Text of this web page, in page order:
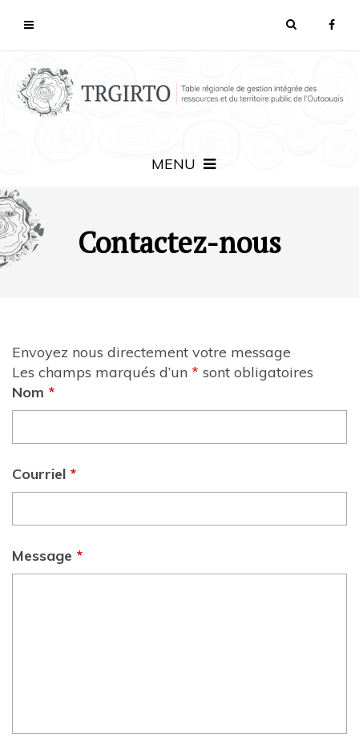
MENU
Contactez-nous
Envoyez nous directement votre message
Les champs marqués d’un * sont obligatoires
Nom *
Courriel *
Message *